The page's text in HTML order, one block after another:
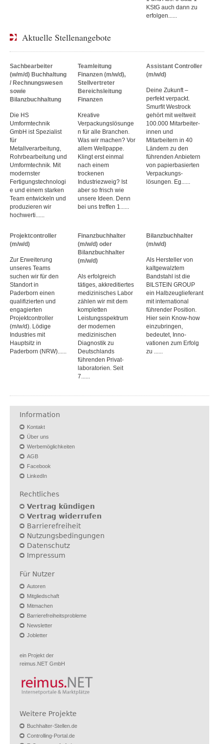
KStG auch dann zu
erfolgen......
Aktuelle Stellenangebote
Sachbearbeiter
(w/m/d) Buchhaltung
/ Rechnungswesen
sowie
Bilanzbuchhaltung
Die HS
Umformtechnik
GmbH ist Spezialist
für
Metallverarbeitung,
Rohrbearbeitung und
Umformtechnik. Mit
modernster
Fertigungstechnologi
e und einem starken
Team entwickeln und
produzieren wir
hochwerti......
Teamleitung
Finanzen (m/w/d),
Stellvertreter
Bereichsleitung
Finanzen
Kreative
Verpackungslösunge
n für alle Branchen.
Was wir machen? Vor
allem Wellpappe.
Klingt erst einmal
nach einem
trockenen
Industriezweig? Ist
aber so frisch wie
unsere Ideen. Denn
bei uns treffen 1......
Assistant Controller
(m/w/d)
Deine Zukunft –
perfekt verpackt.
Smurfit Westrock
gehört mit weltweit
100.000 Mitarbeiter­
innen und
Mitarbeitern in 40
Ländern zu den
führenden Anbietern
von papier­basierten
Verpackungs­
lösungen. Eg......
Projektcontroller
(m/w/d)
Zur Erweiterung
unseres Teams
suchen wir für den
Standort in
Paderborn einen
qualifizierten und
engagierten
Projektcontroller
(m/w/d). Lödige
Industries mit
Hauptsitz in
Paderborn (NRW)......
Finanzbuchhalter
(m/w/d) oder
Bilanzbuchhalter
(m/w/d)
Als erfolgreich
tätiges, akkreditiertes
medizinisches Labor
zählen wir mit dem
kompletten
Leistungs­spektrum
der modernen
medizinischen
Diagnostik zu
Deutschlands
führenden Privat­
laboratorien. Seit
7......
Bilanzbuchhalter
(m/w/d)
Als Hersteller von
kaltgewalztem
Bandstahl ist die
BILSTEIN GROUP
ein Halb­zeug­lieferant
mit inter­national
führender Position.
Hier sein Know-how
einzubringen,
bedeutet, Inno­
vationen zum Erfolg
zu ......
Information
Kontakt
Über uns
Werbemöglichkeiten
AGB
Facebook
LinkedIn
Rechtliches
Vertrag kündigen
Vertrag widerrufen
Barrierefreiheit
Nutzungsbedingungen
Datenschutz
Impressum
Für Nutzer
Autoren
Mitgliedschaft
Mitmachen
Barrierefreiheitsprobleme
Newsletter
Jobletter
ein Projekt der
reimus.NET GmbH
Weitere Projekte
Buchhalter-Stellen.de
Controlling-Portal.de